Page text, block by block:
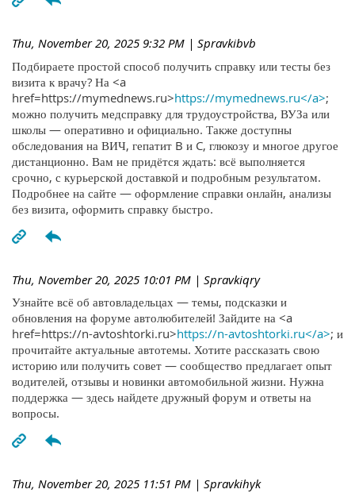
Thu, November 20, 2025 9:32 PM | Spravkibvb
Подбираете простой способ получить справку или тесты без
визита к врачу? На <a
href=https://mymednews.ru>https://mymednews.ru</a>;
можно получить медсправку для трудоустройства, ВУЗа или
школы — оперативно и официально. Также доступны
обследования на ВИЧ, гепатит B и C, глюкозу и многое другое
дистанционно. Вам не придётся ждать: всё выполняется
срочно, с курьерской доставкой и подробным результатом.
Подробнее на сайте — оформление справки онлайн, анализы
без визита, оформить справку быстро.
Thu, November 20, 2025 10:01 PM | Spravkiqry
Узнайте всё об автовладельцах — темы, подсказки и
обновления на форуме автолюбителей! Зайдите на <a
href=https://n-avtoshtorki.ru>https://n-avtoshtorki.ru</a>; и
прочитайте актуальные автотемы. Хотите рассказать свою
историю или получить совет — сообщество предлагает опыт
водителей, отзывы и новинки автомобильной жизни. Нужна
поддержка — здесь найдете дружный форум и ответы на
вопросы.
Thu, November 20, 2025 11:51 PM | Spravkihyk